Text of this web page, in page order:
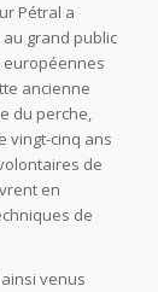
Pétral a
grand public
européennes
ancienne
du perche,
vingt-cinq ans
de
en
de
venus